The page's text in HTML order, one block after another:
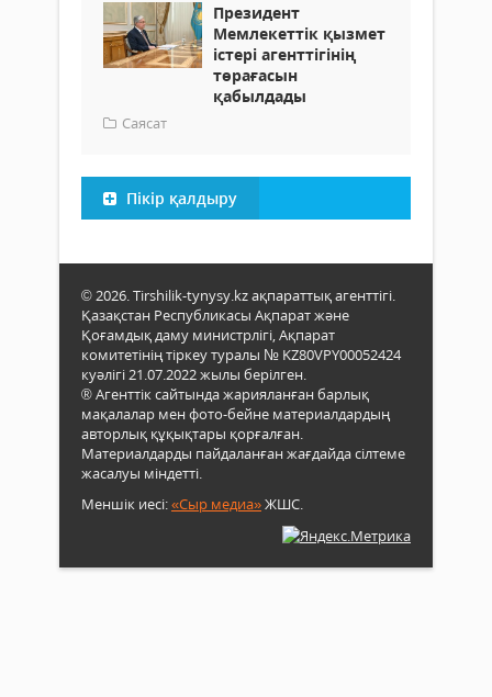
Президент
Мемлекеттік қызмет
істері агенттігінің
төрағасын
қабылдады
Саясат
Пікір қалдыру
© 2026. Tirshilik-tynysy.kz ақпараттық агенттігі.
Қазақстан Республикасы Ақпарат және
Қоғамдық даму министрлігі, Ақпарат
комитетінің тіркеу туралы № KZ80VPY00052424
куәлігі 21.07.2022 жылы берілген.
® Агенттік сайтында жарияланған барлық
мақалалар мен фото-бейне материалдардың
авторлық құқықтары қорғалған.
Материалдарды пайдаланған жағдайда сілтеме
жасалуы міндетті.
Меншік иесі:«Сыр медиа»ЖШС.